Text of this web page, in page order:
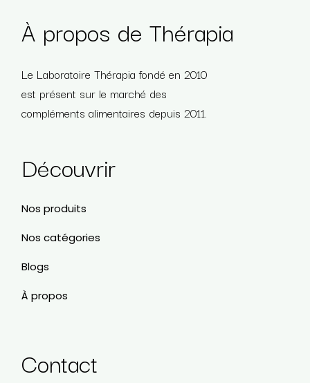
À propos de Thérapia
Le Laboratoire Thérapia fondé en 2010
est présent sur le marché des
compléments alimentaires depuis 2011.
Découvrir
Nos produits
Nos catégories
Blogs
À propos
Contact